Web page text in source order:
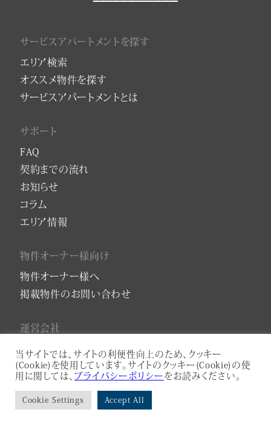
サービスアパートメントを探す
エリア検索
オススメ物件を探す
サービスアパートメントとは
サポート
FAQ
契約までの流れ
お知らせ
コラム
エリア情報
物件オーナー様向け
物件オーナー様へ
掲載物件のお問い合わせ
運営会社
会社概要
プライバシーポリシー
サービスアパートメントコンサルティング
当サイトでは、サイトの利便性向上のため、クッキー
(Cookie)を使用しています。サイトのクッキー(Cookie)の使
用に関しては、 プライバシーポリシー をお読みください。
Cookie Settings Accept All